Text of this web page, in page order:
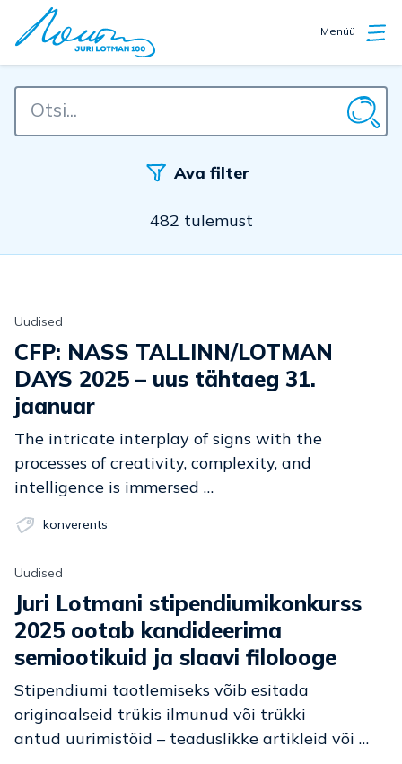
Menüü
Ava filter
482 tulemust
Uudised
CFP: NASS TALLINN/LOTMAN
DAYS 2025 – uus tähtaeg 31.
jaanuar
The intricate interplay of signs with the
processes of creativity, complexity, and
intelligence is immersed …
konverents
Uudised
Juri Lotmani stipendiumikonkurss
2025 ootab kandideerima
semiootikuid ja slaavi filolooge
Stipendiumi taotlemiseks võib esitada
originaalseid trükis ilmunud või trükki
antud uurimistöid – teaduslikke artikleid või …